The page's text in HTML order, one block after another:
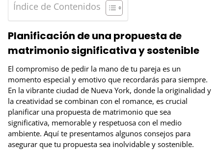
Índice de Contenidos
Planificación de una propuesta de
matrimonio significativa y sostenible
El compromiso de pedir la mano de tu pareja es un
momento especial y emotivo que recordarás para siempre.
En la vibrante ciudad de Nueva York, donde la originalidad y
la creatividad se combinan con el romance, es crucial
planificar una propuesta de matrimonio que sea
significativa, memorable y respetuosa con el medio
ambiente. Aquí te presentamos algunos consejos para
asegurar que tu propuesta sea inolvidable y sostenible.